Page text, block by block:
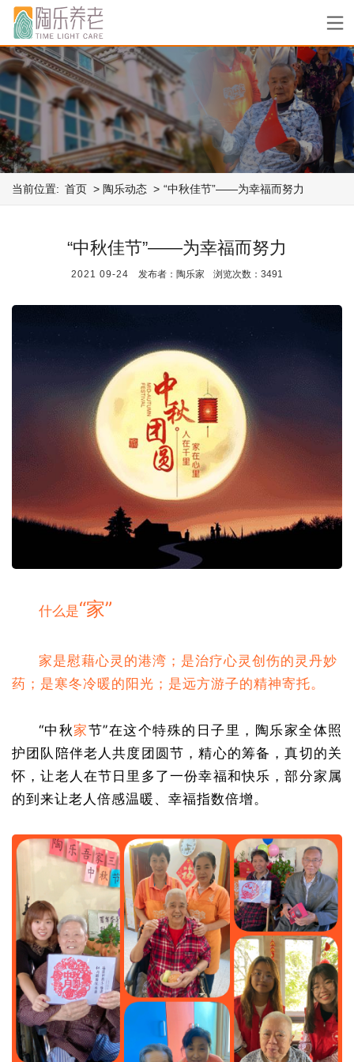
当前位置: 首页 陶乐动态 “中秋佳节”——为幸福而努力
“中秋佳节”——为幸福而努力
2021 09-24 发布者：陶乐家 浏览次数：3491
什么是“家”
家是慰藉心灵的港湾；是治疗心灵创伤的灵丹妙
药；是寒冬冷暖的阳光；是远方游子的精神寄托。
“中秋家节”在这个特殊的日子里，陶乐家全体照
护团队陪伴老人共度团圆节，精心的筹备，真切的关
怀，让老人在节日里多了一份幸福和快乐，部分家属
的到来让老人倍感温暖、幸福指数倍增。